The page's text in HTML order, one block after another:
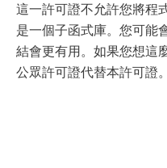
這一許可證不允許您將程
是一個子函式庫。您可能
結會更有用。如果您想這
公眾許可證代替本許可證。